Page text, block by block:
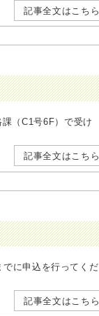
記事全文はこちら
（C1号6F）で受け
記事全文はこちら
に申込を行ってくだ
記事全文はこちら